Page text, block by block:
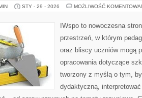
STY - 29 - 2026 MOŻLIWOŚĆ
IWspo to nowoczesna
przestrzeń, w którym
oraz bliscy uczniów mogą
opracowania dotyczące
tworzony z myślą o tym,
dydaktyczną,